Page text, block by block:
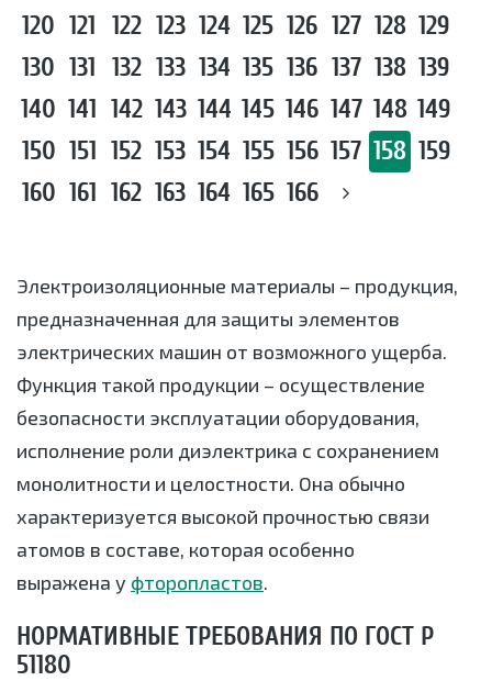
120 121 122 123 124 125 126 127 128 129
130 131 132 133 134 135 136 137 138 139
140 141 142 143 144 145 146 147 148 149
150 151 152 153 154 155 156 157 158 159
160 161 162 163 164 165 166
Электроизоляционные материалы – продукция,
предназначенная для защиты элементов
электрических машин от возможного ущерба.
Функция такой продукции – осуществление
безопасности эксплуатации оборудования,
исполнение роли диэлектрика с сохранением
монолитности и целостности. Она обычно
характеризуется высокой прочностью связи
атомов в составе, которая особенно
выражена у фторопластов.
НОРМАТИВНЫЕ ТРЕБОВАНИЯ ПО ГОСТ Р
51180